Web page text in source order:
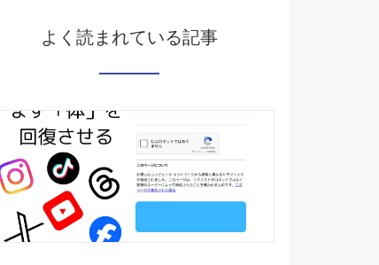
よく読まれている記事